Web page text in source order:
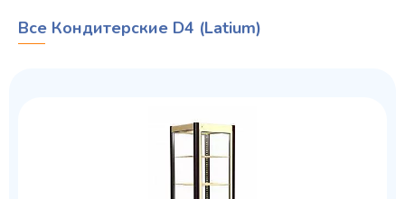
Все Кондитерские D4 (Latium)